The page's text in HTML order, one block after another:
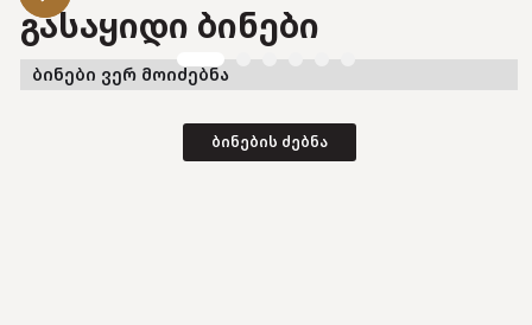
გასაყიდი ბინები
ბინები ვერ მოიძებნა
ბინების ძებნა